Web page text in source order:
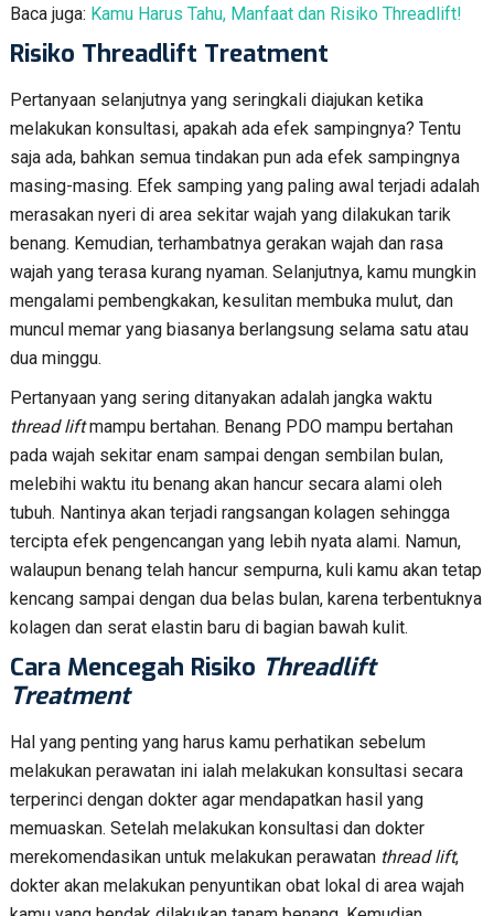
Baca juga: Kamu Harus Tahu, Manfaat dan Risiko Threadlift!
Risiko Threadlift Treatment
Pertanyaan selanjutnya yang seringkali diajukan ketika
melakukan konsultasi, apakah ada efek sampingnya? Tentu
saja ada, bahkan semua tindakan pun ada efek sampingnya
masing-masing. Efek samping yang paling awal terjadi adalah
merasakan nyeri di area sekitar wajah yang dilakukan tarik
benang. Kemudian, terhambatnya gerakan wajah dan rasa
wajah yang terasa kurang nyaman. Selanjutnya, kamu mungkin
mengalami pembengkakan, kesulitan membuka mulut, dan
muncul memar yang biasanya berlangsung selama satu atau
dua minggu.
Pertanyaan yang sering ditanyakan adalah jangka waktu
thread liftmampu bertahan. Benang PDO mampu bertahan
pada wajah sekitar enam sampai dengan sembilan bulan,
melebihi waktu itu benang akan hancur secara alami oleh
tubuh. Nantinya akan terjadi rangsangan kolagen sehingga
tercipta efek pengencangan yang lebih nyata alami. Namun,
walaupun benang telah hancur sempurna, kuli kamu akan tetap
kencang sampai dengan dua belas bulan, karena terbentuknya
kolagen dan serat elastin baru di bagian bawah kulit.
Cara Mencegah Risiko Threadlift
Treatment
Hal yang penting yang harus kamu perhatikan sebelum
melakukan perawatan ini ialah melakukan konsultasi secara
terperinci dengan dokter agar mendapatkan hasil yang
memuaskan. Setelah melakukan konsultasi dan dokter
merekomendasikan untuk melakukan perawatan thread lift,
dokter akan melakukan penyuntikan obat lokal di area wajah